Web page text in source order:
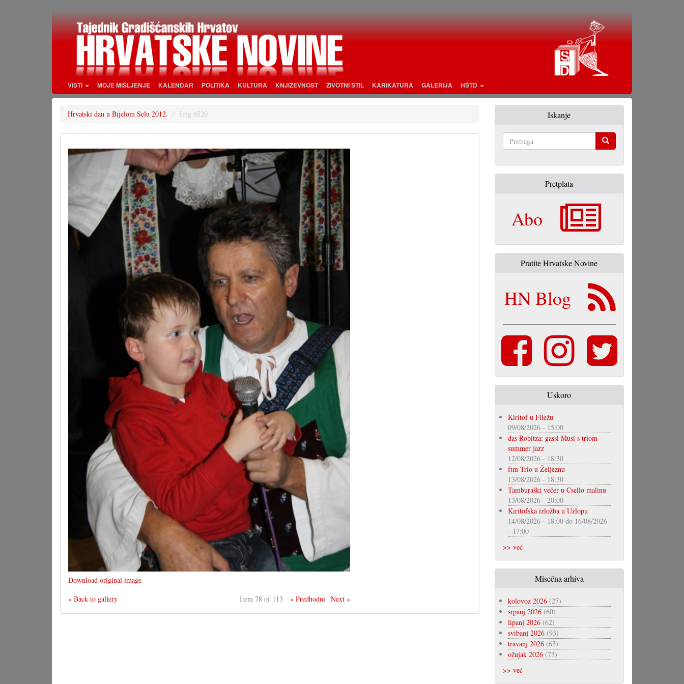
VISTI MOJE MIŠLJENJE KALENDAR POLITIKA KULTURA KNJIŽEVNOST ŽIVOTNI STIL KARIKATURA GALERIJA HŠTD
Hrvatski dan u Bijelom Selu 2012. Img 6520
Download original image
« Back to gallery
Item 78 of 113 « Predhodni |Next »
Iskanje
Pretplata
Abo
Pratite Hrvatske Novine
HN Blog
Uskoro
Kiritof u Filežu
09/08/2026 - 15:00
das Robitza: gassl Musi s triom
summer jazz
12/08/2026 - 18:30
ftm-Trio u Željeznu
13/08/2026 - 18:30
Tamburaški večer u Csello malinu
13/08/2026 - 20:00
Kiritofska izložba u Uzlopu
14/08/2026 - 18:00do 16/08/2026
- 17:00
>> već
Misečna arhiva
kolovoz 2026(27)
srpanj 2026(60)
lipanj 2026(62)
svibanj 2026(93)
travanj 2026(63)
ožujak 2026(73)
>> već